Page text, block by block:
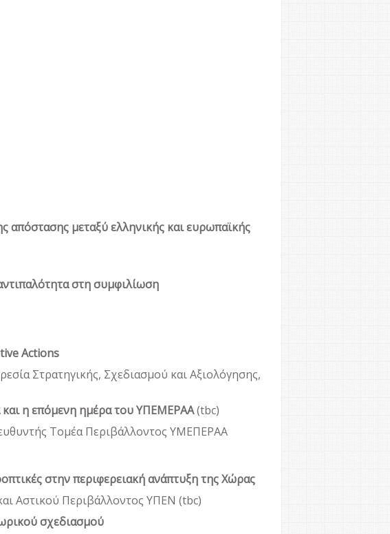
απόστασης μεταξύ ελληνικής και ευρωπαϊκής
στη συμφιλίωση
Actions
Στρατηγικής, Σχεδιασμού και Αξιολόγησης,
και η επόμενη ημέρα του ΥΠΕΜΕΡΑΑ(tbc)
Τομέα Περιβάλλοντος ΥΜΕΠΕΡΑΑ
στην περιφερειακή ανάπτυξη της Χώρας
Αστικού Περιβάλλοντος ΥΠΕΝ (tbc)
σχεδιασμού